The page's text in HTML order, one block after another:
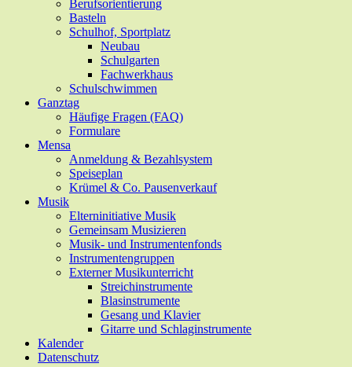
Berufsorientierung
Basteln
Schulhof, Sportplatz
Neubau
Schulgarten
Fachwerkhaus
Schulschwimmen
Ganztag
Häufige Fragen (FAQ)
Formulare
Mensa
Anmeldung & Bezahlsystem
Speiseplan
Krümel & Co. Pausenverkauf
Musik
Elterninitiative Musik
Gemeinsam Musizieren
Musik- und Instrumentenfonds
Instrumentengruppen
Externer Musikunterricht
Streichinstrumente
Blasinstrumente
Gesang und Klavier
Gitarre und Schlaginstrumente
Kalender
Datenschutz